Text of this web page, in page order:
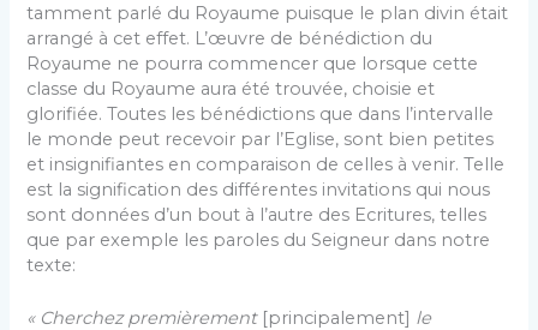
tamment parlé du Royaume puisque le plan divin était
arrangé à cet effet. L’œuvre de bénédiction du
Royaume ne pourra commencer que lorsque cette
classe du Royaume aura été trouvée, choisie et
glorifiée. Toutes les bénédictions que dans l’intervalle
le monde peut recevoir par l’Eglise, sont bien petites
et insigni­fiantes en comparaison de celles à venir. Telle
est la signification des différentes invitations qui nous
sont données d’un bout à l’autre des Ecritures, telles
que par exemple les paroles du Seigneur dans notre
texte:
« Cherchez premièrement[principalement] le